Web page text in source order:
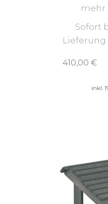
mehr
Sofort
Lieferung
410,00 €
inkl.